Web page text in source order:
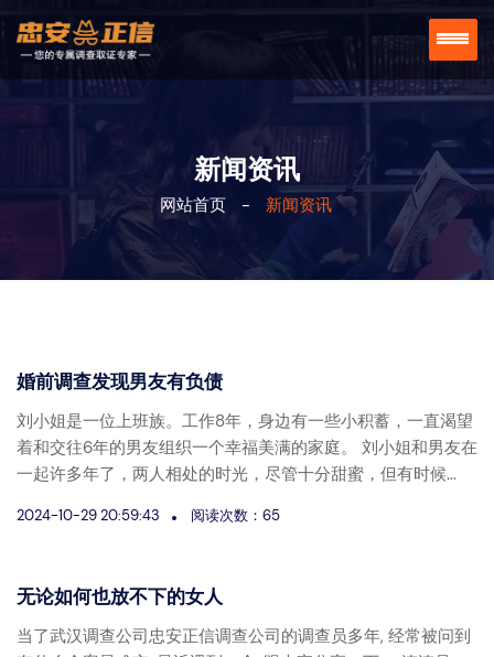
新闻资讯
网站首页 - 新闻资讯
婚前调查发现男友有负债
刘小姐是一位上班族。工作8年，身边有一些小积蓄，一直渴望
着和交往6年的男友组织一个幸福美满的家庭。 刘小姐和男友在
一起许多年了，两人相处的时光，尽管十分甜蜜，但有时候...
2024-10-29 20:59:43 阅读次数：65
无论如何也放不下的女人
当了武汉调查公司忠安正信调查公司的调查员多年, 经常被问到